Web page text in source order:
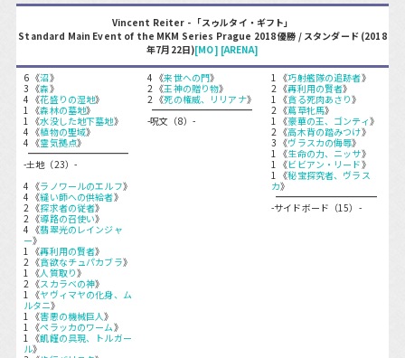
Vincent Reiter - 「スゥルタイ・ギフト」
Standard Main Event of the MKM Series Prague 2018 優勝 / スタンダード (2018
年7月22日)[MO] [ARENA]
6 《沼》
3 《森》
4 《花盛りの湿地》
1 《森林の墓地》
1 《水没した地下墓地》
4 《植物の聖域》
4 《霊気拠点》
-土地（23）-
4 《ラノワールのエルフ》
4 《縫い師への供給者》
2 《探求者の従者》
2 《導路の召使い》
4 《翡翠光のレインジャ
ー》
1 《再利用の賢者》
2 《貪欲なチュパカブラ》
1 《人質取り》
2 《スカラベの神》
1 《ヤヴィマヤの化身、ム
ルタニ》
1 《害悪の機械巨人》
1 《ペラッカのワーム》
1 《飢饉の具現、トルガー
ル》
4 《来世への門》
2 《王神の贈り物》
2 《死の権威、リリアナ》
-呪文（8）-
1 《巧射艦隊の追跡者》
2 《再利用の賢者》
1 《貪る死肉あさり》
2 《蔦草牝馬》
1 《豪華の王、ゴンティ》
2 《高木背の踏みつけ》
3 《ヴラスカの侮辱》
1 《生命の力、ニッサ》
1 《ビビアン・リード》
1 《秘宝探究者、ヴラス
カ》
-サイドボード（15）-